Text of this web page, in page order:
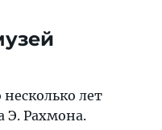
лет
Э. Рахмона.